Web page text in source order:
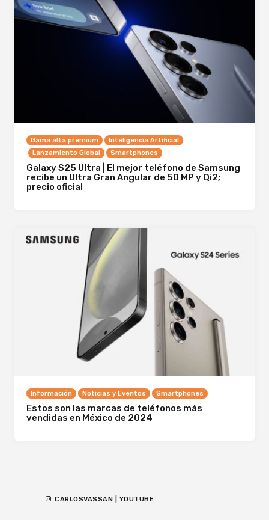
Gama alta premium
Inteligencia Artificial
Lanzamiento Global
Smartphones
Galaxy S25 Ultra | El mejor teléfono de Samsung
recibe un Ultra Gran Angular de 50 MP y Qi2;
precio oficial
Información Noticias y Eventos Smartphones
Estos son las marcas de teléfonos más
vendidas en México de 2024
CARLOSVASSAN | YOUTUBE